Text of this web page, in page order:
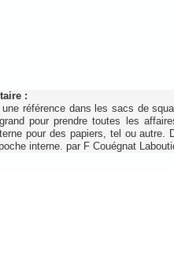
:
référence dans les sacs de
pour prendre toutes les
pour des papiers, tel ou autre.
interne. par F Couégnat